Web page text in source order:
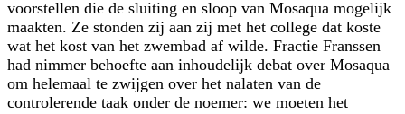
voorstellen die de sluiting en sloop van Mosaqua mogelijk
maakten. Ze stonden zij aan zij met het college dat koste
wat het kost van het zwembad af wilde. Fractie Franssen
had nimmer behoefte aan inhoudelijk debat over Mosaqua
om helemaal te zwijgen over het nalaten van de
controlerende taak onder de noemer: we moeten het